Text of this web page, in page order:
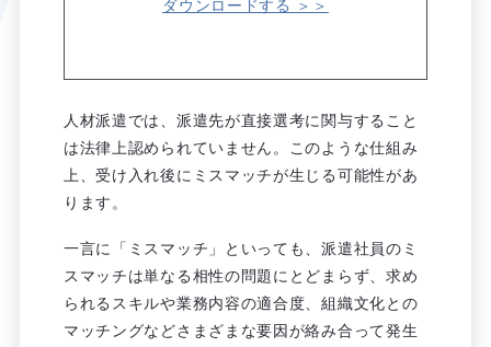
ダウンロードする ＞＞
人材派遣では、派遣先が直接選考に関与すること
は法律上認められていません。このような仕組み
上、受け入れ後にミスマッチが生じる可能性があ
ります。
一言に「ミスマッチ」といっても、派遣社員のミ
スマッチは単なる相性の問題にとどまらず、求め
られるスキルや業務内容の適合度、組織文化との
マッチングなどさまざまな要因が絡み合って発生